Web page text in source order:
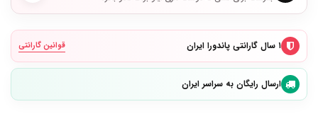
۱ سال گارانتی پاندورا ایران قوانین گارانتی
ارسال رایگان به سراسر ایران